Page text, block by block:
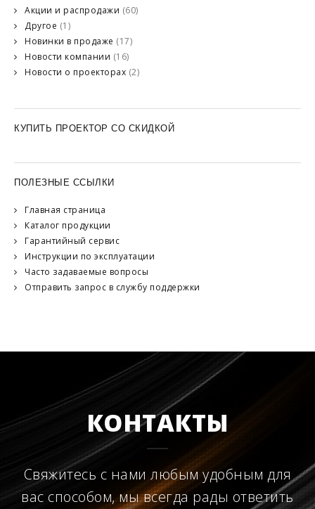
Акции и распродажи (60)
Другое (1)
Новинки в продаже (17)
Новости компании (16)
Новости о проекторах (2)
КУПИТЬ ПРОЕКТОР СО СКИДКОЙ
ПОЛЕЗНЫЕ ССЫЛКИ
Главная страница
Каталог продукции
Гарантийный сервис
Инструкции по эксплуатации
Часто задаваемые вопросы
Отправить запрос в службу поддержки
КОНТАКТЫ
Свяжитесь с нами любым удобным для
вас способом, мы всегда рады ответить